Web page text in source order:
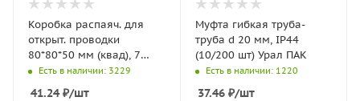
Коробка распаяч. для
открыт. проводки
80*80*50 мм (квад), 7
входов (гермовв) IP54
(100 шт) Урал ПАК
Есть в наличии: 3229
41.24₽/шт
Муфта гибкая труба-
труба d 20 мм, IP44
(10/200 шт) Урал ПАК
Есть в наличии: 1220
37.46₽/шт